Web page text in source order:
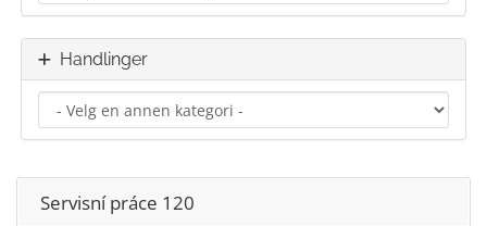
Handlinger
Servisní práce 120